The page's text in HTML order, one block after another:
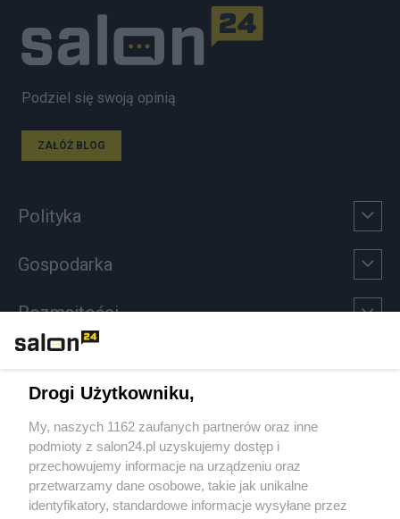
Podziel się swoją opinią
ZAŁÓŻ BLOG
Polityka
Gospodarka
Rozmaitości
Sport
Społeczeństwo
Kultura
Drogi Użytkowniku,
My, naszych 1162 zaufanych partnerów oraz inne
podmioty z salon24.pl uzyskujemy dostęp i
przechowujemy informacje na urządzeniu oraz
przetwarzamy dane osobowe, takie jak unikalne
identyfikatory, standardowe informacje wysyłane przez